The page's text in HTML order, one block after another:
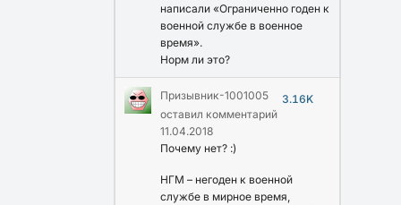
написали «Ограниченно годен к
военной службе в военное
время».
Норм ли это?
Призывник-1001005
3.16K
оставил комментарий
11.04.2018
Почему нет? :)
НГМ – негоден к военной
службе в мирное время,